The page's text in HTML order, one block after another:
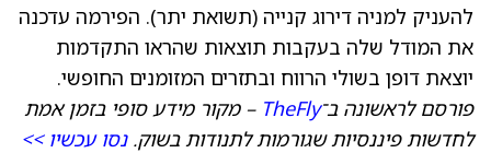
להעניק למניה דירוג קנייה (תשואת יתר). הפירמה עדכנה
את המודל שלה בעקבות תוצאות שהראו התקדמות
יוצאת דופן בשולי הרווח ובתזרים המזומנים החופשי.
פורסם לראשונה ב־TheFly – מקור מידע סופי בזמן אמת
לחדשות פיננסיות שגורמות לתנודות בשוק.נסו עכשיו >>